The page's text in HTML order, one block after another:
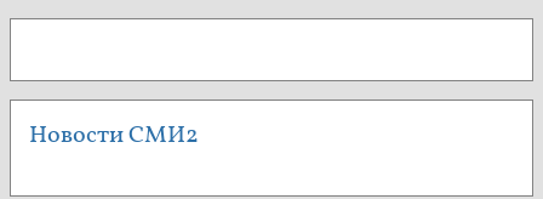
Новости СМИ2